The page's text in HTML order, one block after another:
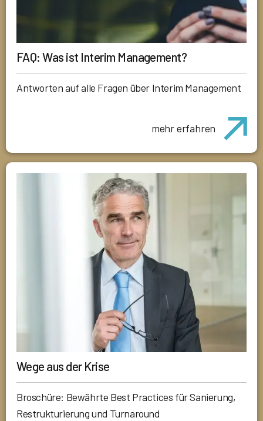
FAQ: Was ist Interim Management?
Antworten auf alle Fragen über Interim Management
mehr erfahren
Wege aus der Krise
Broschüre: Bewährte Best Practices für Sanierung,
Restrukturierung und Turnaround